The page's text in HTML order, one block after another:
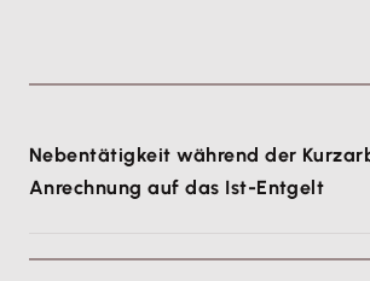
Nebentätigkeit während der
Anrechnung auf das Ist-Entgelt